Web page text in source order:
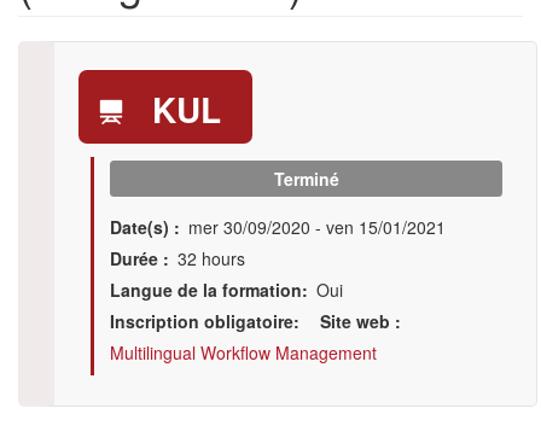
KUL
Terminé
Date(s)
mer 30/09/2020 - ven 15/01/2021
Durée
32 hours
Langue de la formation
Inscription obligatoire
Oui
Site web
Multilingual Workflow Management